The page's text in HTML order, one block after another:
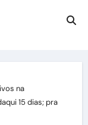
na
15 dias; pra